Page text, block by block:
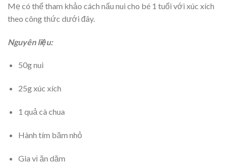
Mẹ có thể tham khảo cách nấu nui cho bé 1 tuổi với xúc xích
theo công thức dưới đây.
Nguyên liệu:
50g nui
25g xúc xích
1 quả cà chua
Hành tím băm nhỏ
Gia vị ăn dặm